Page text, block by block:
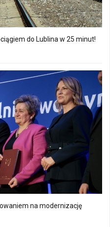
do Lublina w 25 minut!
na modernizację